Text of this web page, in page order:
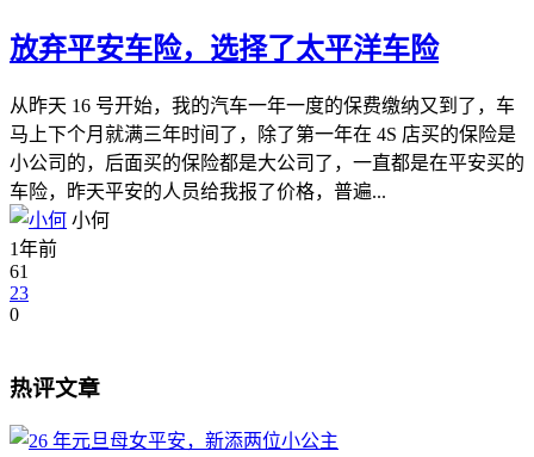
放弃平安车险，选择了太平洋车险
从昨天 16 号开始，我的汽车一年一度的保费缴纳又到了，车
马上下个月就满三年时间了，除了第一年在 4S 店买的保险是
小公司的，后面买的保险都是大公司了，一直都是在平安买的
车险，昨天平安的人员给我报了价格，普遍...
小何
1年前
61
23
0
热评文章